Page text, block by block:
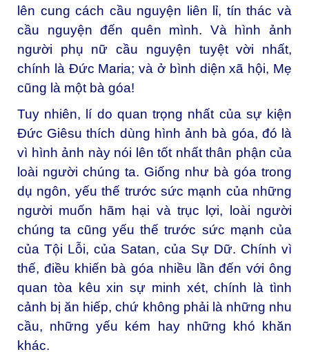
lên cung cách cầu nguyện liên lỉ, tín thác và
cầu nguyện đến quên mình. Và hình ảnh
người phụ nữ cầu nguyện tuyệt vời nhất,
chính là Đức Maria; và ở bình diện xã hội, Mẹ
cũng là một bà góa!
Tuy nhiên, lí do quan trọng nhất của sự kiện
Đức Giêsu thích dùng hình ảnh bà góa, đó là
vì hình ảnh này nói lên tốt nhất thân phận của
loài người chúng ta. Giống như bà góa trong
dụ ngôn, yếu thế trước sức mạnh của những
người muốn hãm hại và trục lợi, loài người
chúng ta cũng yếu thế trước sức mạnh của
của Tội Lỗi, của Satan, của Sự Dữ. Chính vì
thế, điều khiến bà góa nhiều lần đến với ông
quan tòa kêu xin sự minh xét, chính là tình
cảnh bị ăn hiếp, chứ không phải là những nhu
cầu, những yếu kém hay những khó khăn
khác.